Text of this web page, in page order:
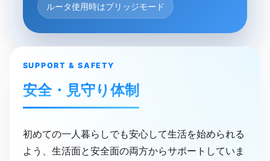
ルータ使用時はブリッジモード
SUPPORT & SAFETY
安全・​見守り体制
初めての一人暮らしでも安心して生活を始められる
よう、生活面と安全面の両方からサポートしていま